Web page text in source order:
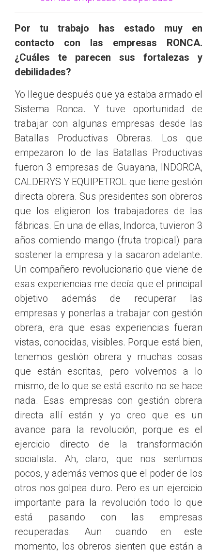
Por tu trabajo has estado muy en
contacto con las empresas RONCA.
¿Cuáles te parecen sus fortalezas y
debilidades?
Yo llegue después que ya estaba armado el
Sistema Ronca. Y tuve oportunidad de
trabajar con algunas empresas desde las
Batallas Productivas Obreras. Los que
empezaron lo de las Batallas Productivas
fueron 3 empresas de Guayana, INDORCA,
CALDERYS Y EQUIPETROL que tiene gestión
directa obrera. Sus presidentes son obreros
que los eligieron los trabajadores de las
fábricas. En una de ellas, Indorca, tuvieron 3
años comiendo mango (fruta tropical) para
sostener la empresa y la sacaron adelante.
Un compañero revolucionario que viene de
esas experiencias me decía que el principal
objetivo además de recuperar las
empresas y ponerlas a trabajar con gestión
obrera, era que esas experiencias fueran
vistas, conocidas, visibles. Porque está bien,
tenemos gestión obrera y muchas cosas
que están escritas, pero volvemos a lo
mismo, de lo que se está escrito no se hace
nada. Esas empresas con gestión obrera
directa allí están y yo creo que es un
avance para la revolución, porque es el
ejercicio directo de la transformación
socialista. Ah, claro, que nos sentimos
pocos, y además vemos que el poder de los
otros nos golpea duro. Pero es un ejercicio
importante para la revolución todo lo que
está pasando con las empresas
recuperadas. Aun cuando en este
momento, los obreros sienten que están a